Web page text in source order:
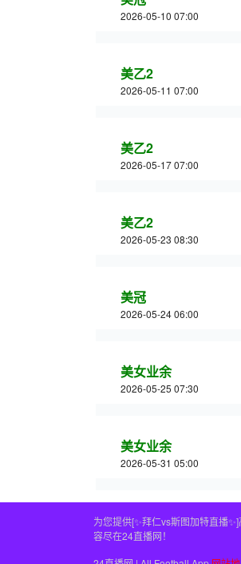
2026-05-10 07:00
美乙2
2026-05-11 07:00
美乙2
2026-05-17 07:00
美乙2
2026-05-23 08:30
美冠
2026-05-24 06:00
美女业余
2026-05-25 07:30
美女业余
2026-05-31 05:00
为您提供[✨拜仁vs斯图加特直播
容尽在24直播网！